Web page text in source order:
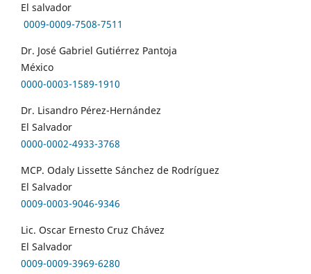
El salvador
0009-0009-7508-7511
Dr. José Gabriel Gutiérrez Pantoja
México
0000-0003-1589-1910
Dr. Lisandro Pérez-Hernández
El Salvador
0000-0002-4933-3768
MCP. Odaly Lissette Sánchez de Rodríguez
El Salvador
0009-0003-9046-9346
Lic. Oscar Ernesto Cruz Chávez
El Salvador
0009-0009-3969-6280